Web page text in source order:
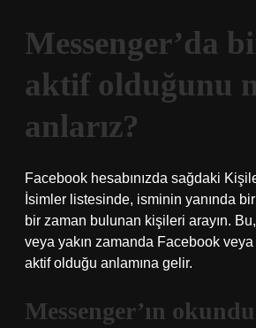
Messenger’da
aktif olduğunu
anlarız?
Facebook hesabınızda sağdaki
İsimler listesinde, isminin yanında
bir zaman bulunan kişileri arayın.
veya yakın zamanda Facebook veya
aktif olduğu anlamına gelir.
Messenger’ın